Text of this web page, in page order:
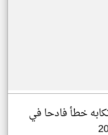
خطأ فادحا في